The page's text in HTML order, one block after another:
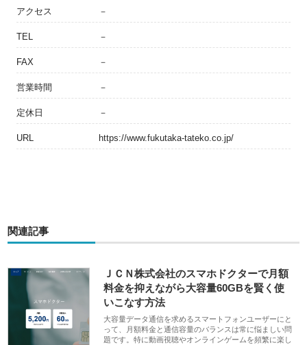
アクセス －
TEL －
FAX －
営業時間 －
定休日 －
URL https://www.fukutaka-tateko.co.jp/
関連記事
ＪＣＮ株式会社のスマホドクターで月額
料金を抑えながら大容量60GBを賢く使
いこなす方法
大容量データ通信を求めるスマートフォンユーザーにと
って、月額料金と通信容量のバランスは常に悩ましい問
題です。特に動画視聴やオンラインゲームを頻繁に楽し